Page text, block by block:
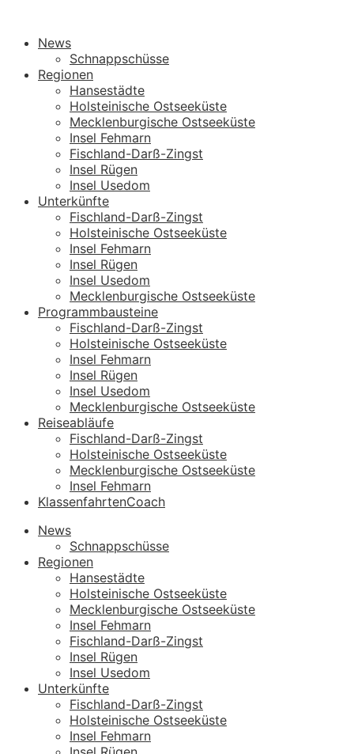
News
Schnappschüsse
Regionen
Hansestädte
Holsteinische Ostseeküste
Mecklenburgische Ostseeküste
Insel Fehmarn
Fischland-Darß-Zingst
Insel Rügen
Insel Usedom
Unterkünfte
Fischland-Darß-Zingst
Holsteinische Ostseeküste
Insel Fehmarn
Insel Rügen
Insel Usedom
Mecklenburgische Ostseeküste
Programmbausteine
Fischland-Darß-Zingst
Holsteinische Ostseeküste
Insel Fehmarn
Insel Rügen
Insel Usedom
Mecklenburgische Ostseeküste
Reiseabläufe
Fischland-Darß-Zingst
Holsteinische Ostseeküste
Mecklenburgische Ostseeküste
Insel Fehmarn
KlassenfahrtenCoach
News
Schnappschüsse
Regionen
Hansestädte
Holsteinische Ostseeküste
Mecklenburgische Ostseeküste
Insel Fehmarn
Fischland-Darß-Zingst
Insel Rügen
Insel Usedom
Unterkünfte
Fischland-Darß-Zingst
Holsteinische Ostseeküste
Insel Fehmarn